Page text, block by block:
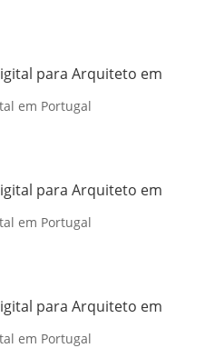
para Arquiteto em
em Portugal
para Arquiteto em
em Portugal
para Arquiteto em
em Portugal